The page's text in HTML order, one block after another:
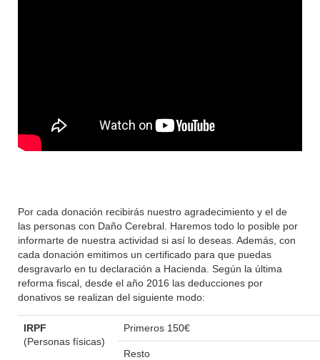
Por cada donación recibirás nuestro agradecimiento y el de
las personas con Daño Cerebral. Haremos todo lo posible por
informarte de nuestra actividad si así lo deseas. Además, con
cada donación emitimos un certificado para que puedas
desgravarlo en tu declaración a Hacienda. Según la última
reforma fiscal, desde el año 2016 las deducciones por
donativos se realizan del siguiente modo:
IRPF
(Personas físicas)
Primeros 150€
Resto